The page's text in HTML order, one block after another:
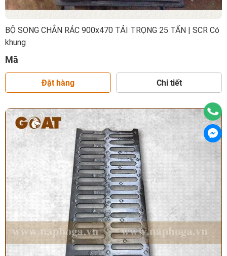
BỘ SONG CHẮN RÁC 900x470 TẢI TRỌNG 25 TẤN | SCR Có
khung
Mã
Đặt hàng Chi tiết